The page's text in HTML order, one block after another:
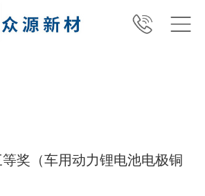
奖（车用动力锂电池电极铜